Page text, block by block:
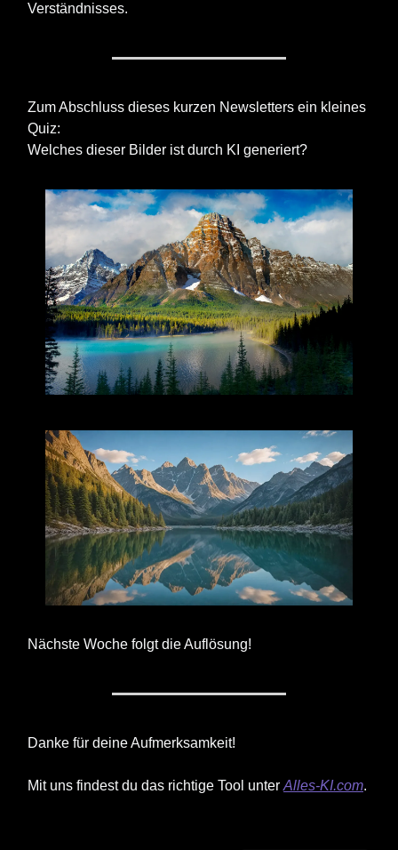
Verständnisses.
Zum Abschluss dieses kurzen Newsletters ein kleines
Quiz:
Welches dieser Bilder ist durch KI generiert?
Nächste Woche folgt die Auflösung!
Danke für deine Aufmerksamkeit!
Mit uns findest du das richtige Tool unter Alles-KI.com.